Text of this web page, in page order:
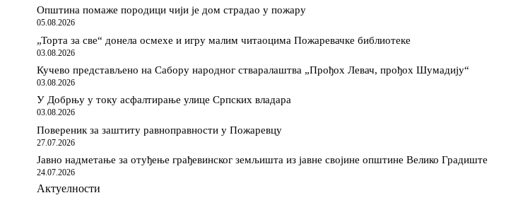
Општина помаже породици чији је дом страдао у пожару
05.08.2026
„Торта за све“ донела осмехе и игру малим читаоцима Пожаревачке библиотеке
03.08.2026
Кучево представљено на Сабору народног стваралаштва „Прођох Левач, прођох Шумадију“
03.08.2026
У Добрњу у току асфалтирање улице Српских владара
03.08.2026
Повереник за заштиту равноправности у Пожаревцу
27.07.2026
Јавно надметање за отуђење грађевинског земљишта из јавне својине општине Велико Градиште
24.07.2026
Актуелности